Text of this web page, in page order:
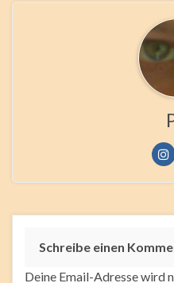
Schreibe einen
Deine Email-Adresse wird